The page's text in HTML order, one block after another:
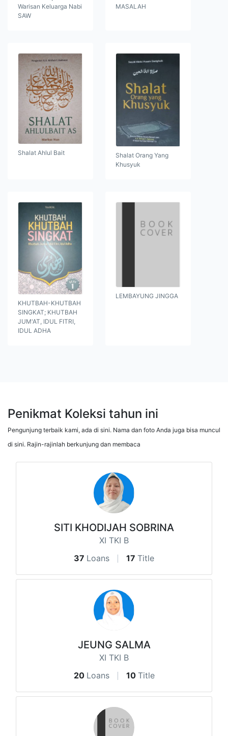
Warisan Keluarga Nabi
SAW
MASALAH
Shalat Ahlul Bait
Shalat Orang Yang
Khusyuk
KHUTBAH-KHUTBAH
SINGKAT; KHUTBAH
JUM'AT, IDUL FITRI,
IDUL ADHA
LEMBAYUNG JINGGA
Penikmat Koleksi tahun ini
Pengunjung terbaik kami, ada di sini. Nama dan foto Anda juga bisa muncul
di sini. Rajin-rajinlah berkunjung dan membaca
SITI KHODIJAH SOBRINA
XI TKI B
37 Loans 17 Title
JEUNG SALMA
XI TKI B
20 Loans 10 Title